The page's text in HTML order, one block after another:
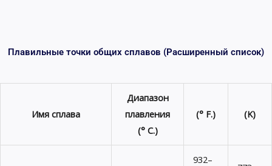
Плавильные точки общих сплавов (Расширенный список)
Имя сплава
Диапазон
плавления
(° C.)
(° F.) (K)
932–